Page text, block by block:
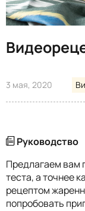
3 мая, 2020
Руководство
Предлагаем вам
теста, а точнее
рецептом
попробовать